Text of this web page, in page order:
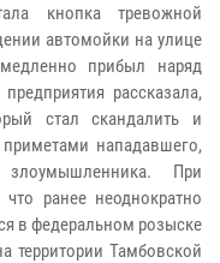
кнопка тревожной
автомойки на улице
прибыл наряд
рассказала,
стал скандалить и
нападавшего,
При
ранее неоднократно
в федеральном розыске
территории Тамбовской